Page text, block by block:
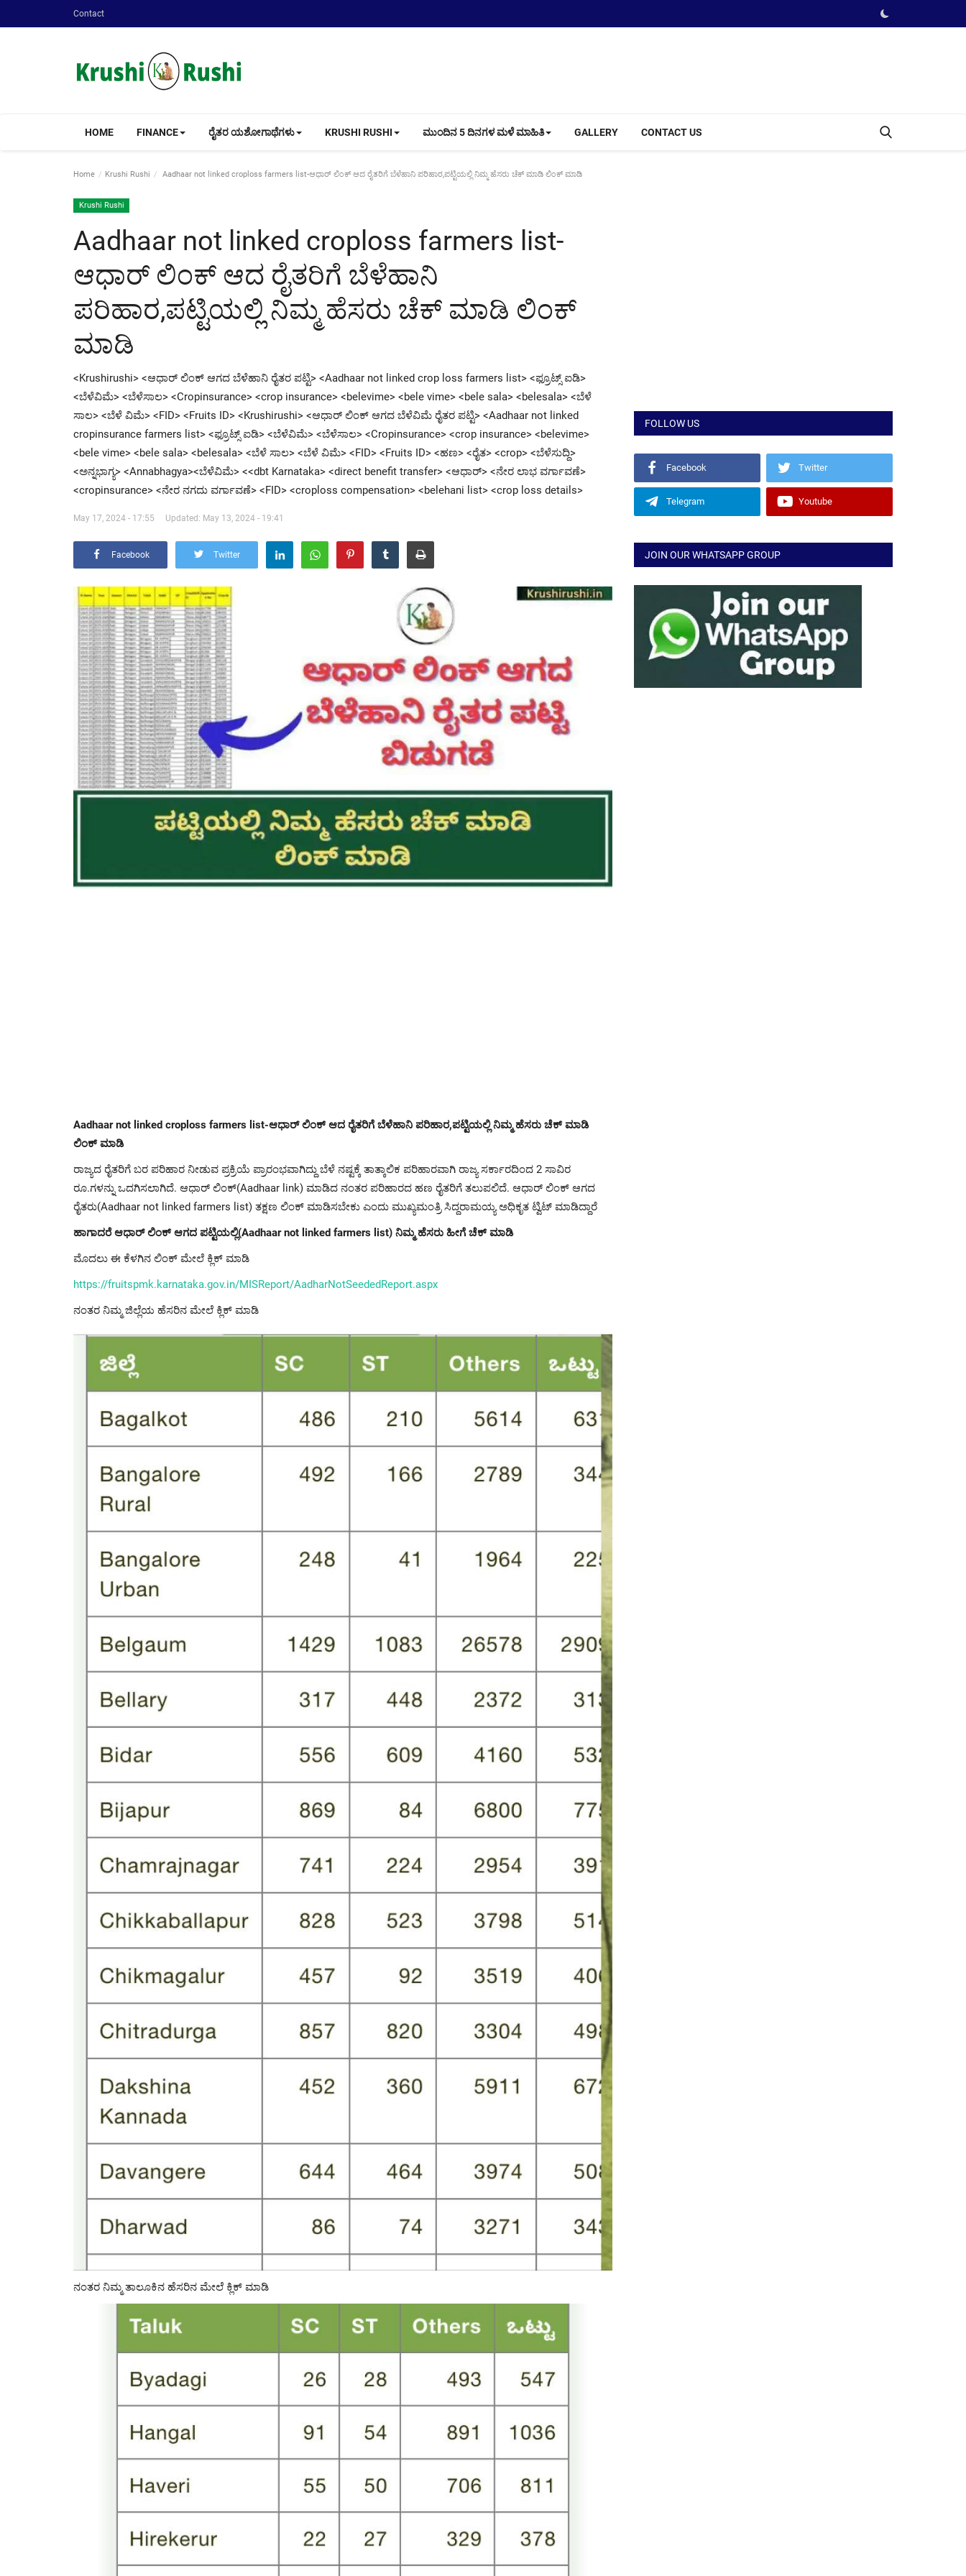
Contact
HOME FINANCE ರೈತರ ಯಶೋಗಾಥೆಗಳು KRUSHI RUSHI ಮುಂದಿನ 5 ದಿನಗಳ ಮಳೆ ಮಾಹಿತಿ GALLERY CONTACT US
Home Krushi Rushi Aadhaar not linked croploss farmers list-ಆಧಾರ್ ಲಿಂಕ್ ಆದ ರೈತರಿಗೆ ಬೆಳೆಹಾನಿ ಪರಿಹಾರ,ಪಟ್ಟಿಯಲ್ಲಿ ನಿಮ್ಮ ಹೆಸರು ಚೆಕ್ ಮಾಡಿ ಲಿಂಕ್ ಮಾಡಿ
Krushi Rushi
Aadhaar not linked croploss farmers list-
ಆಧಾರ್ ಲಿಂಕ್ ಆದ ರೈತರಿಗೆ ಬೆಳೆಹಾನಿ
ಪರಿಹಾರ,ಪಟ್ಟಿಯಲ್ಲಿ ನಿಮ್ಮ ಹೆಸರು ಚೆಕ್ ಮಾಡಿ ಲಿಂಕ್
ಮಾಡಿ
<Krushirushi> <ಆಧಾರ್ ಲಿಂಕ್ ಆಗದ ಬೆಳೆಹಾನಿ ರೈತರ ಪಟ್ಟಿ> <Aadhaar not linked crop loss farmers list> <ಫ್ರೂಟ್ಸ್ ಐಡಿ>
<ಬೆಳೆವಿಮೆ> <ಬೆಳೆಸಾಲ> <Cropinsurance> <crop insurance> <belevime> <bele vime> <bele sala> <belesala> <ಬೆಳೆ
ಸಾಲ> <ಬೆಳೆ ವಿಮೆ> <FID> <Fruits ID> <Krushirushi> <ಆಧಾರ್ ಲಿಂಕ್ ಆಗದ ಬೆಳೆವಿಮೆ ರೈತರ ಪಟ್ಟಿ> <Aadhaar not linked
cropinsurance farmers list> <ಫ್ರೂಟ್ಸ್ ಐಡಿ> <ಬೆಳೆವಿಮೆ> <ಬೆಳೆಸಾಲ> <Cropinsurance> <crop insurance> <belevime>
<bele vime> <bele sala> <belesala> <ಬೆಳೆ ಸಾಲ> <ಬೆಳೆ ವಿಮೆ> <FID> <Fruits ID> <ಹಣ> <ರೈತ> <crop> <ಬೆಳೆಸುದ್ದಿ>
<ಅನ್ನಭಾಗ್ಯ> <Annabhagya><ಬೆಳೆವಿಮೆ> <<dbt Karnataka> <direct benefit transfer> <ಆಧಾರ್> <ನೇರ ಲಾಭ ವರ್ಗಾವಣೆ>
<cropinsurance> <ನೇರ ನಗದು ವರ್ಗಾವಣೆ> <FID> <croploss compensation> <belehani list> <crop loss details>
May 17, 2024 - 17:55 Updated: May 13, 2024 - 19:41
Facebook Twitter
Aadhaar not linked croploss farmers list-ಆಧಾರ್ ಲಿಂಕ್ ಆದ ರೈತರಿಗೆ ಬೆಳೆಹಾನಿ ಪರಿಹಾರ,ಪಟ್ಟಿಯಲ್ಲಿ ನಿಮ್ಮ ಹೆಸರು ಚೆಕ್ ಮಾಡಿ
ಲಿಂಕ್ ಮಾಡಿ
ರಾಜ್ಯದ ರೈತರಿಗೆ ಬರ ಪರಿಹಾರ ನೀಡುವ ಪ್ರಕ್ರಿಯೆ ಪ್ರಾರಂಭವಾಗಿದ್ದು ಬೆಳೆ ನಷ್ಟಕ್ಕೆ ತಾತ್ಕಾಲಿಕ ಪರಿಹಾರವಾಗಿ ರಾಜ್ಯ ಸರ್ಕಾರದಿಂದ 2 ಸಾವಿರ
ರೂ.ಗಳನ್ನು ಒದಗಿಸಲಾಗಿದೆ. ಆಧಾ‌ರ್ ಲಿಂಕ್(Aadhaar link) ಮಾಡಿದ ನಂತರ ಪರಿಹಾರದ ಹಣ ರೈತರಿಗೆ ತಲುಪಲಿದೆ. ಆಧಾ‌ರ್ ಲಿಂಕ್ ಆಗದ
ರೈತರು(Aadhaar not linked farmers list) ತಕ್ಷಣ ಲಿಂಕ್ ಮಾಡಿಸಬೇಕು ಎಂದು ಮುಖ್ಯಮಂತ್ರಿ ಸಿದ್ದರಾಮಯ್ಯ ಅಧಿಕೃತ ಟ್ವಿಟ್ ಮಾಡಿದ್ದಾರೆ
ಹಾಗಾದರೆ ಆಧಾರ್ ಲಿಂಕ್ ಆಗದ ಪಟ್ಟಿಯಲ್ಲಿ(Aadhaar not linked farmers list) ನಿಮ್ಮ ಹೆಸರು ಹೀಗೆ ಚೆಕ್ ಮಾಡಿ
ಮೊದಲು ಈ ಕೆಳಗಿನ ಲಿಂಕ್ ಮೇಲೆ ಕ್ಲಿಕ್ ಮಾಡಿ
https://fruitspmk.karnataka.gov.in/MISReport/AadharNotSeededReport.aspx
ನಂತರ ನಿಮ್ಮ ಜಿಲ್ಲೆಯ ಹೆಸರಿನ ಮೇಲೆ ಕ್ಲಿಕ್ ಮಾಡಿ
ನಂತರ ನಿಮ್ಮ ತಾಲೂಕಿನ ಹೆಸರಿನ ಮೇಲೆ ಕ್ಲಿಕ್ ಮಾಡಿ
FOLLOW US
Facebook Twitter
Telegram Youtube
JOIN OUR WHATSAPP GROUP